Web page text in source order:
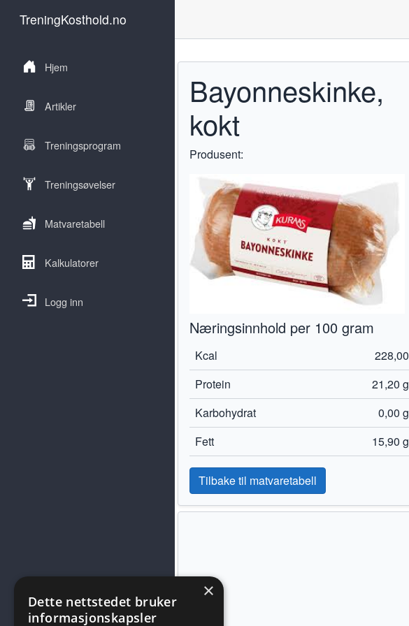
TreningKosthold.no
Hjem
Artikler
Treningsprogram
Treningsøvelser
Matvaretabell
Kalkulatorer
Logg inn
Bayonneskinke,
kokt
Produsent:
Næringsinnhold per 100 gram
Kcal
228,00
Protein
21,20 g
Karbohydrat
0,00 g
Fett
15,90 g
Tilbake til matvaretabell
×
Dette nettstedet bruker
informasjonskapsler